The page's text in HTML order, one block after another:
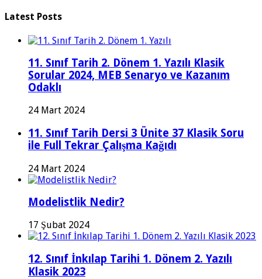
Latest Posts
11. Sınıf Tarih 2. Dönem 1. Yazılı Klasik
Sorular 2024, MEB Senaryo ve Kazanım
Odaklı
24 Mart 2024
11. Sınıf Tarih Dersi 3 Ünite 37 Klasik Soru
ile Full Tekrar Çalışma Kağıdı
24 Mart 2024
Modelistlik Nedir?
17 Şubat 2024
12. Sınıf İnkılap Tarihi 1. Dönem 2. Yazılı
Klasik 2023